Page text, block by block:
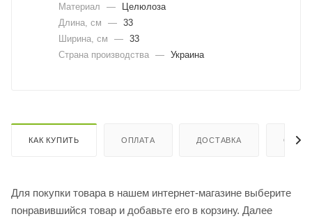
Материал
—
Целюлоза
Длина, cм
— 33
Ширина, cм
— 33
Страна производства — Украина
КАК КУПИТЬ ОПЛАТА ДОСТАВКА
Для покупки товара в нашем интернет-магазине выберите
понравившийся товар и добавьте его в корзину. Далее